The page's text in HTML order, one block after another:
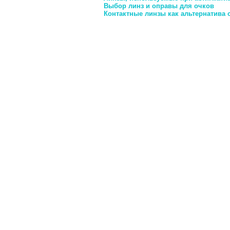
Выбор линз и оправы для очков
Контактные линзы как альтернатива